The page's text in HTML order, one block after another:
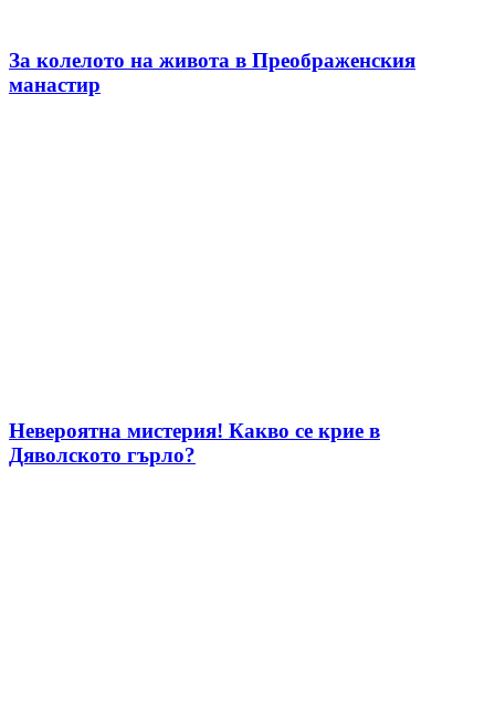
За колелото на живота в Преображенския
манастир
Невероятна мистерия! Какво се крие в
Дяволското гърло?